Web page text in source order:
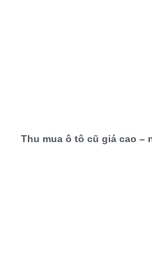
Thu mua ô tô cũ giá cao –